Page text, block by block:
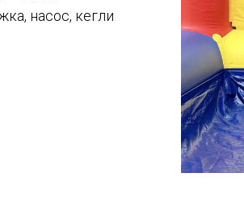
насос, кегли